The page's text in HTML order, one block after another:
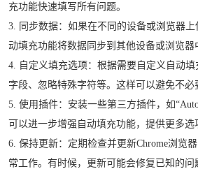
充功能快速填写所有问题。
3. 同步数据：如果在不同的设备或浏览器上
动填充功能将数据同步到其他设备或浏览器
4. 自定义填充选项：根据需要自定义自动
字段、忽略特殊字符等。这样可以避免不必
5. 使用插件：安装一些第三方插件，如
可以进一步增强自动填充功能，提供更多选
6. 保持更新：定期检查并更新Chrome浏览
常工作。有时候，更新可能会修复已知的问